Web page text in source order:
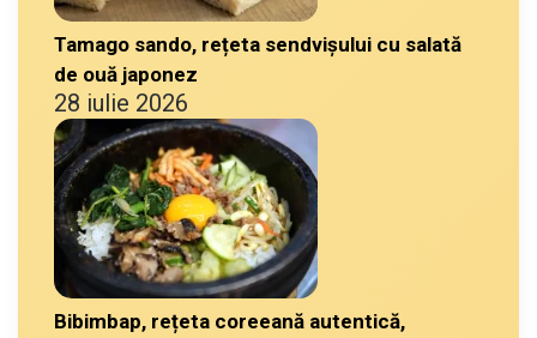
Tamago sando, rețeta sendvișului cu salată
de ouă japonez
28 iulie 2026
Bibimbap, rețeta coreeană autentică,